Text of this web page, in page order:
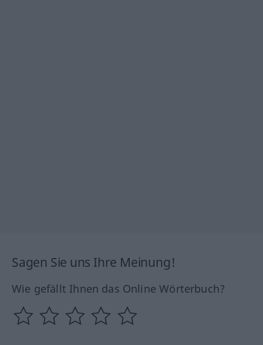
Sagen Sie uns Ihre Meinung!
Wie gefällt Ihnen das Online Wörterbuch?